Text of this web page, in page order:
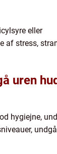
eller
af stress,
uren
hygiejne,